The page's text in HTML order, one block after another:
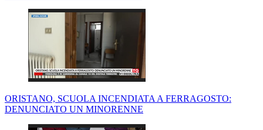
ORISTANO, SCUOLA INCENDIATA A FERRAGOSTO:
DENUNCIATO UN MINORENNE